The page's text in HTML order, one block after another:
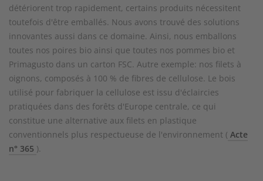
détériorent trop rapidement, certains produits nécessitent
toutefois d'être emballés. Nous avons trouvé des solutions
innovantes aussi dans ce domaine. Ainsi, nous emballons
toutes nos poires bio ainsi que toutes nos pommes bio et
Primagusto dans un carton FSC. Autre exemple: nos filets à
oignons, composés à 100 % de fibres de cellulose. Le bois
utilisé pour fabriquer la cellulose est issu d'éclaircies
pratiquées dans des forêts d'Europe centrale, ce qui
constitue une alternative aux filets en plastique
conventionnels plus respectueuse de l'environnement ( Acte
n° 365 ).